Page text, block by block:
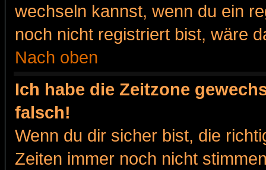
wechseln kannst, wenn du ein
noch nicht registriert bist, wäre
Nach oben
Ich habe die Zeitzone
falsch!
Wenn du dir sicher bist, die
Zeiten immer noch nicht